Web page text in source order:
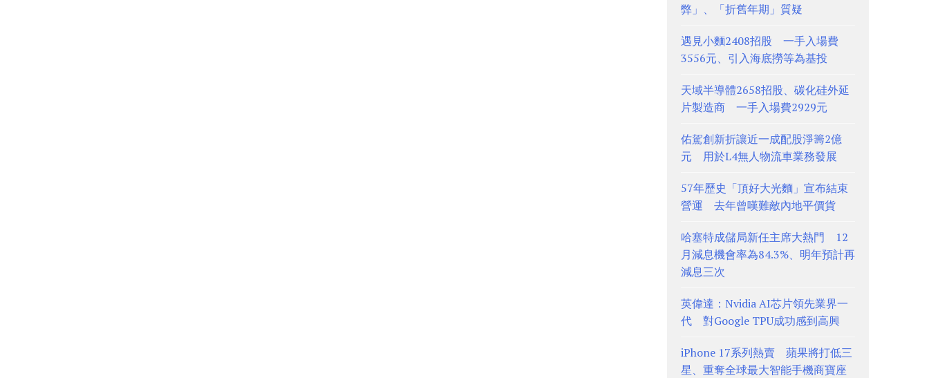
弊」、「折舊年期」質疑
遇見小麵2408招股 一手入場費
3556元、引入海底撈等為基投
天域半導體2658招股、碳化硅外延
片製造商 一手入場費2929元
佑駕創新折讓近一成配股淨籌2億
元 用於L4無人物流車業務發展
57年歷史「頂好大光麵」宣布結束
營運 去年曾嘆難敵內地平價貨
哈塞特成儲局新任主席大熱門 12
月減息機會率為84.3%、明年預計再
減息三次
英偉達：Nvidia AI芯片領先業界一
代 對Google TPU成功感到高興
iPhone 17系列熱賣 蘋果將打低三
星、重奪全球最大智能手機商寶座